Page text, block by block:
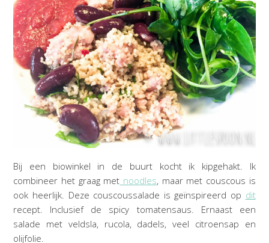
Bij een biowinkel in de buurt kocht ik kipgehakt. Ik
combineer het graag met noodles, maar met couscous is
ook heerlijk. Deze couscoussalade is geïnspireerd op dit
recept. Inclusief de spicy tomatensaus. Ernaast een
salade met veldsla, rucola, dadels, veel citroensap en
olijfolie.